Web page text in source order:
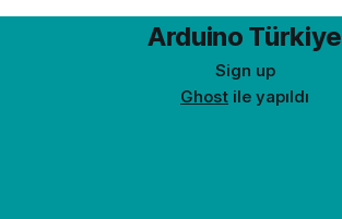
Arduino Türkiye
Sign up
Ghost ile yapıldı